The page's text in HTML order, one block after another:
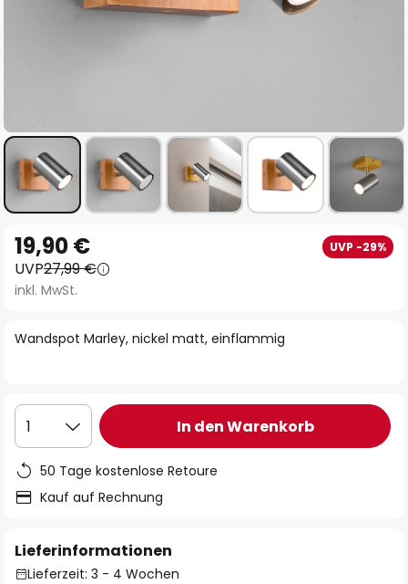
Anfang
der
Bildgalerie
Wandspot Marley, nickel matt, einflammig
19,90 € UVP -29%
UVP27,99 €
inkl. MwSt.
1 In den Warenkorb
50 Tage kostenlose Retoure
Kauf auf Rechnung
Lieferinformationen
Lieferzeit: 3 - 4 Wochen